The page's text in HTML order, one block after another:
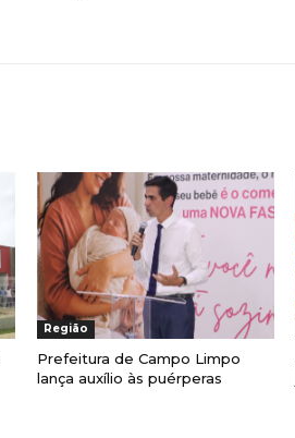
Região
Prefeitura de Campo Limpo
lança auxílio às puérperas